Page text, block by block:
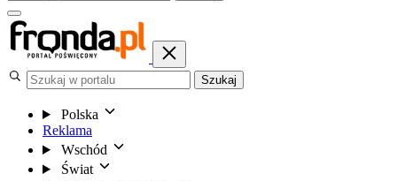
Szukaj
Polska
Reklama
Wschód
Świat